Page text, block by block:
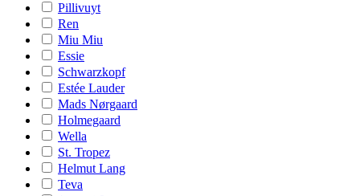
Pillivuyt
Ren
Miu Miu
Essie
Schwarzkopf
Estée Lauder
Mads Nørgaard
Holmegaard
Wella
St. Tropez
Helmut Lang
Teva